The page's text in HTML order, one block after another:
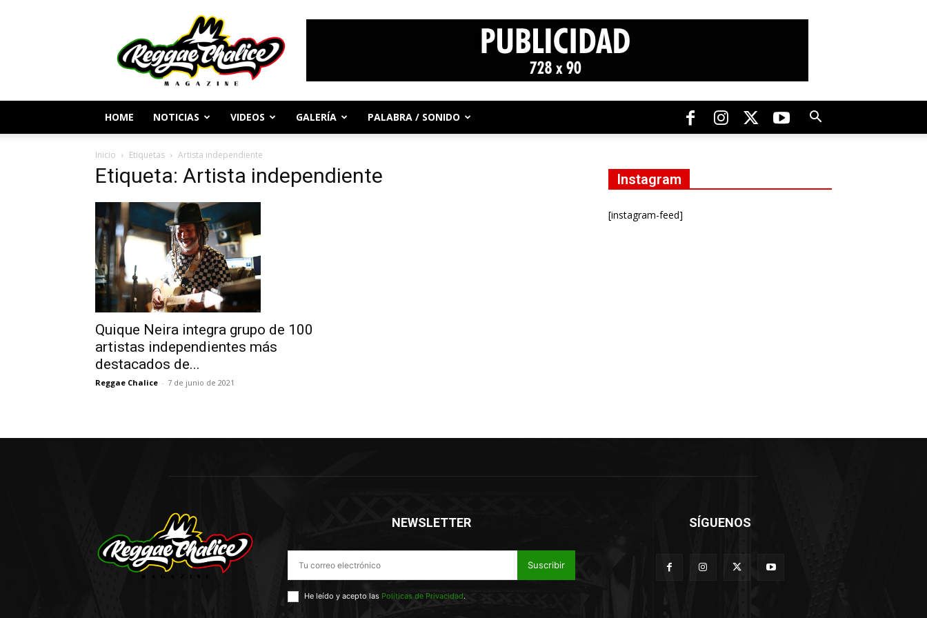
Periodismo
y
Cultura
Reggae
HOME NOTICIAS VIDEOS GALERÍA PALABRA / SONIDO
Inicio Etiquetas Artista independiente
Etiqueta: Artista independiente
Quique Neira integra grupo de 100
artistas independientes más
destacados de...
Reggae Chalice - 7 de junio de 2021
Instagram
[instagram-feed]
NEWSLETTER
Suscribir
He leído y acepto las Políticas de Privacidad.
SÍGUENOS